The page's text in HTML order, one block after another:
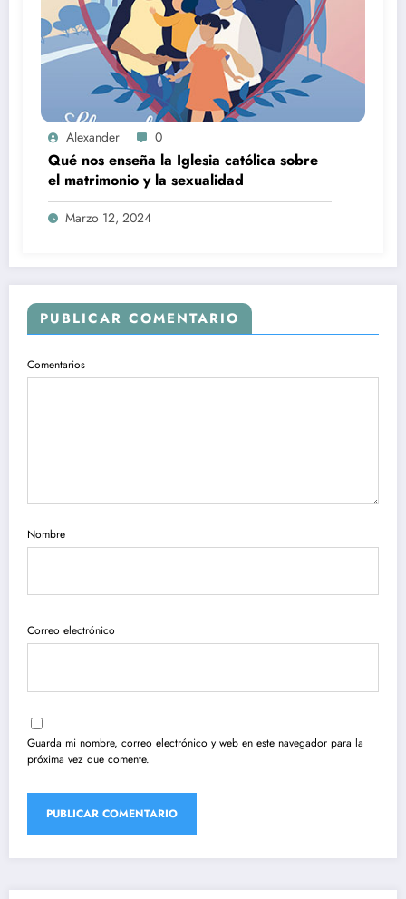
Alexander 0
Qué nos enseña la Iglesia católica sobre
el matrimonio y la sexualidad
Marzo 12, 2024
PUBLICAR COMENTARIO
Comentarios
Nombre
Correo electrónico
Guarda mi nombre, correo electrónico y web en este navegador para la
próxima vez que comente.